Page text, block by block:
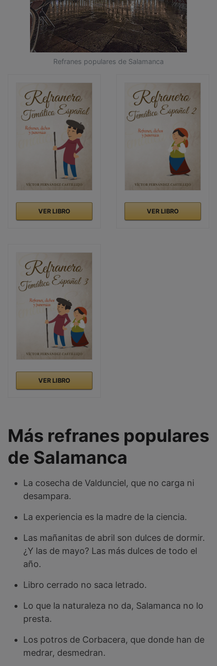
Refranes populares de Salamanca
VER LIBRO VER LIBRO
VER LIBRO
Más refranes populares
de Salamanca
La cosecha de Valdunciel, que no carga ni
desampara.
La experiencia es la madre de la ciencia.
Las mañanitas de abril son dulces de dormir.
¿Y las de mayo? Las más dulces de todo el
año.
Libro cerrado no saca letrado.
Lo que la naturaleza no da, Salamanca no lo
presta.
Los potros de Corbacera, que donde han de
medrar, desmedran.